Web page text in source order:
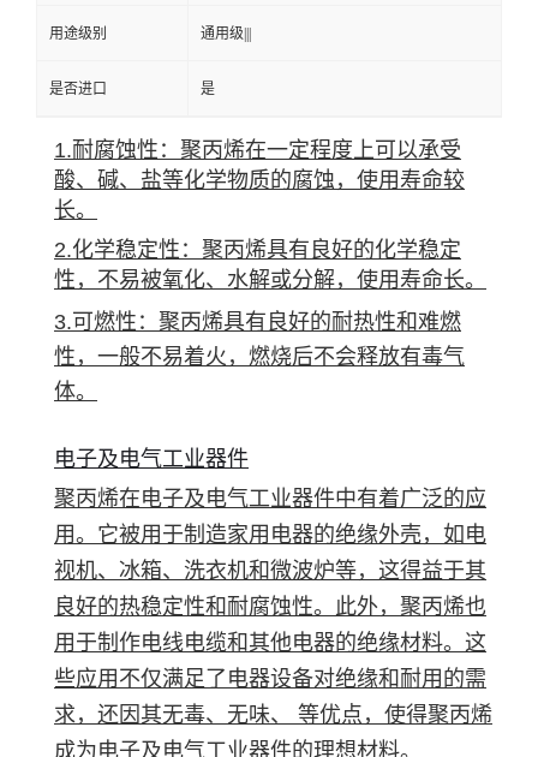
用途级别 通用级|||
是否进口 是
1.耐腐蚀性：聚丙烯在一定程度上可以承受
酸、碱、盐等化学物质的腐蚀，使用寿命较
长。
2.化学稳定性：聚丙烯具有良好的化学稳定
性，不易被氧化、水解或分解，使用寿命长。
3.可燃性：聚丙烯具有良好的耐热性和难燃
性，一般不易着火，燃烧后不会释放有毒气
体。
电子及电气工业器件
聚丙烯在电子及电气工业器件中有着广泛的应
用。它被用于制造家用电器的绝缘外壳，如电
视机、冰箱、洗衣机和微波炉等，这得益于其
良好的热稳定性和耐腐蚀性。此外，聚丙烯也
用于制作电线电缆和其他电器的绝缘材料。这
些应用不仅满足了电器设备对绝缘和耐用的需
求，还因其无毒、无味、 等优点，使得聚丙烯
成为电子及电气工业器件的理想材料。